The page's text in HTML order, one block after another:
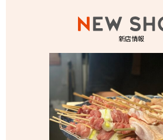
新店情報